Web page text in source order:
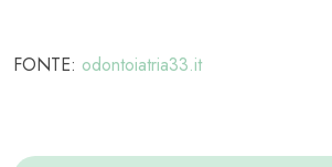
FONTE: odontoiatria33.it